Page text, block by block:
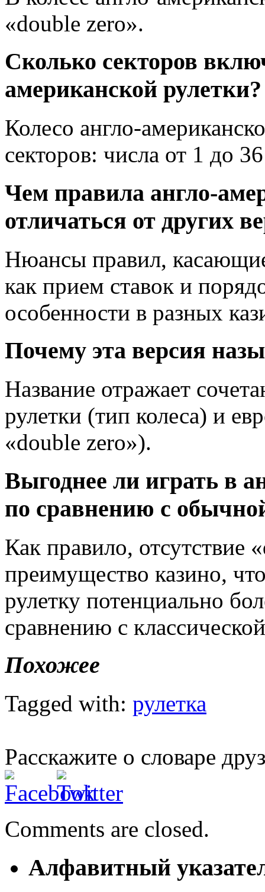
«double zero».
Сколько секторов
американской рулетки?
Колесо англо-
секторов: числа от 1 до
Чем правила англо-
отличаться от других
Нюансы правил,
как прием ставок и
особенности в разных
Почему эта версия
Название отражает
рулетки (тип колеса) и
«double zero»).
Выгоднее ли играть в
по сравнению с
Как правило, отсутствие
преимущество казино,
рулетку потенциально
сравнению с
Похожее
Tagged with: рулетка
Расскажите о словаре
Comments are closed.
Алфавитный